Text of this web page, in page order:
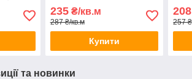
235₴/кв.м
287 ₴/кв.м
Купити
208
257
та новинки